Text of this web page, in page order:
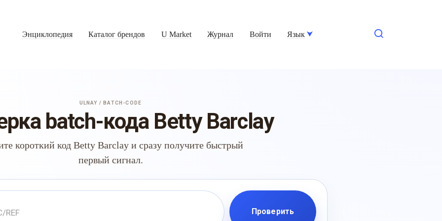
Энциклопедия Каталог брендов U Market Журнал Войти Язык
ULNAY / BATCH-CODE
batch-кода Betty Barclay
короткий код Betty Barclay и сразу получите быстрый
первый сигнал.
Проверить